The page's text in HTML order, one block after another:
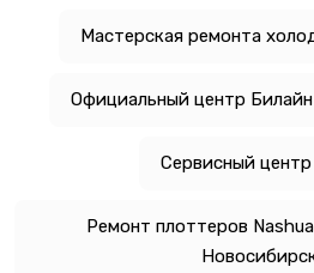
Мастерская ремонта
Официальный центр
Сервисный центр
Ремонт плоттеров